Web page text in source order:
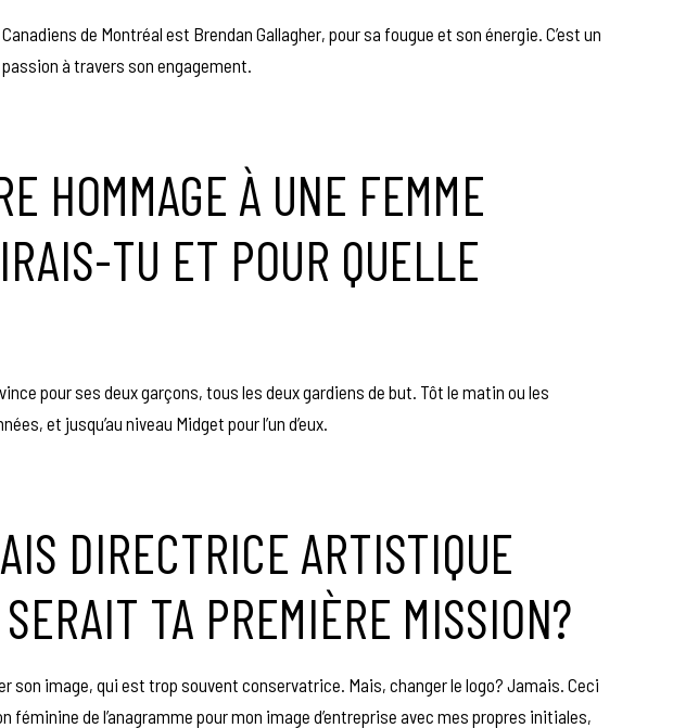
de Montréal est Brendan Gallagher, pour sa fougue et son énergie. C’est un
à travers son engagement.
HOMMAGE À UNE FEMME
TU ET POUR QUELLE
pour ses deux garçons, tous les deux gardiens de but. Tôt le matin ou les
et jusqu’au niveau Midget pour l’un d’eux.
DIRECTRICE ARTISTIQUE
TA PREMIÈRE MISSION?
image, qui est trop souvent conservatrice. Mais, changer le logo? Jamais. Ceci
féminine de l’anagramme pour mon image d’entreprise avec mes propres initiales,